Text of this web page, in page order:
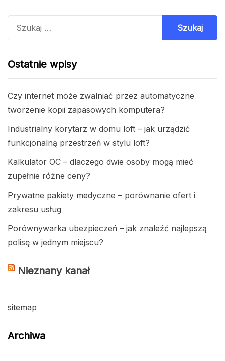
wpisach
Ostatnie wpisy
Czy internet może zwalniać przez automatyczne
tworzenie kopii zapasowych komputera?
Industrialny korytarz w domu loft – jak urządzić
funkcjonalną przestrzeń w stylu loft?
Kalkulator OC – dlaczego dwie osoby mogą mieć
zupełnie różne ceny?
Prywatne pakiety medyczne – porównanie ofert i
zakresu usług
Porównywarka ubezpieczeń – jak znaleźć najlepszą
polisę w jednym miejscu?
Nieznany kanał
sitemap
Archiwa